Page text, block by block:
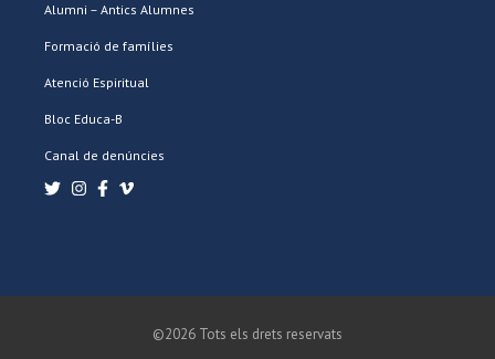
Alumni – Antics Alumnes
Formació de famílies
Atenció Espiritual
Bloc Educa-B
Canal de denúncies
©2026 Tots els drets reservats